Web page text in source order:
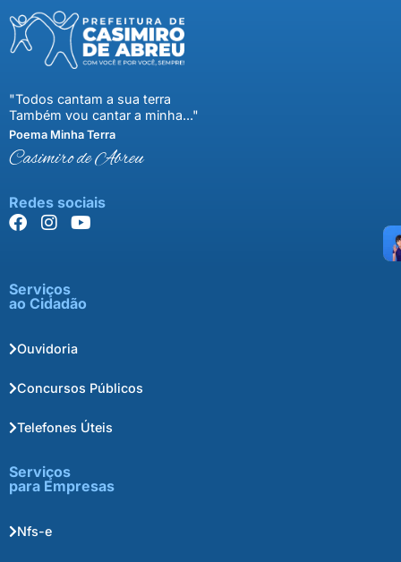
"Todos cantam a sua terra
Também vou cantar a minha..."
Poema Minha Terra
Casimiro de Abreu
Redes sociais
Serviços
ao Cidadão
Ouvidoria
Concursos Públicos
Telefones Úteis
Serviços
para Empresas
Nfs-e